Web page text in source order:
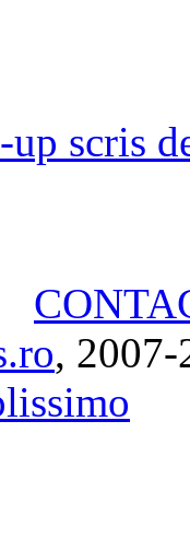
scris
, 2007-